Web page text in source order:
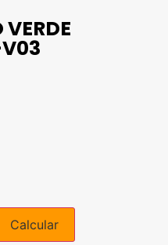
Calcular